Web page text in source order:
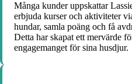
Många kunder uppskattar
erbjuda kurser och aktiviteter
hundar, samla poäng och få
Detta har skapat ett mervärde
engagemanget för sina husdjur.